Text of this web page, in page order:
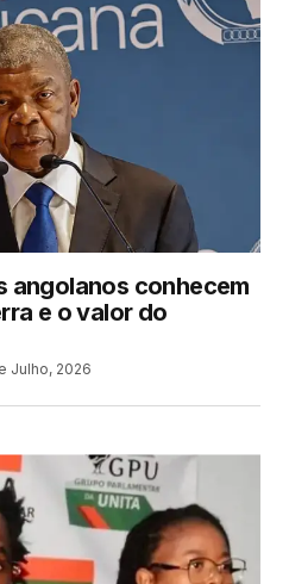
angolanos conhecem
e o valor do
Julho, 2026